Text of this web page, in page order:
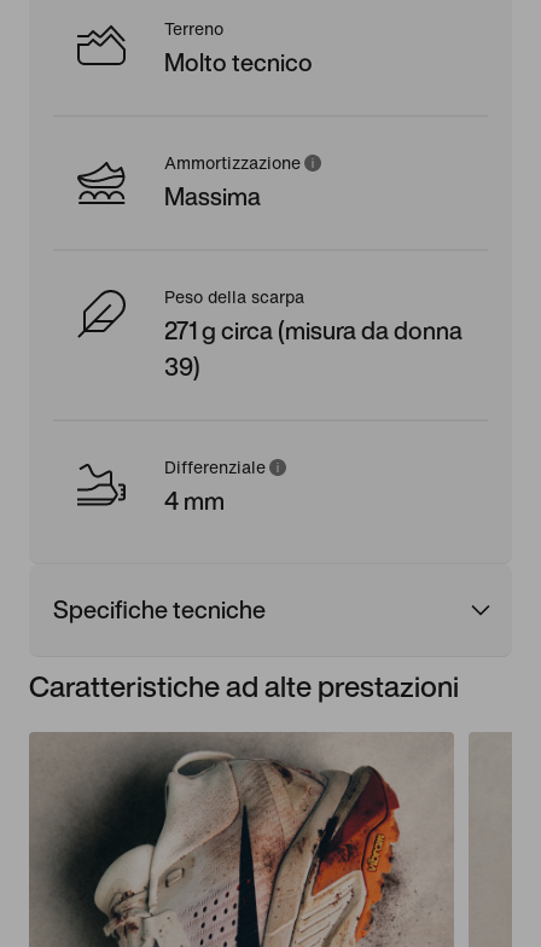
Terreno
Molto tecnico
Ammortizzazione
Massima
Peso della scarpa
271 g circa (misura da donna
39)
Differenziale
4 mm
Specifiche tecniche
Caratteristiche ad alte prestazioni